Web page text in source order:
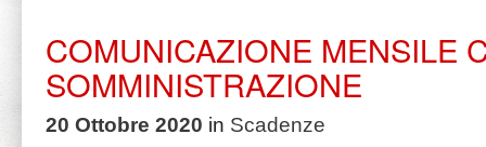
COMUNICAZIONE MENSILE
SOMMINISTRAZIONE
20 Ottobre 2020 in Scadenze